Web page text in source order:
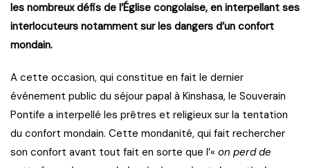
les nombreux défis de l’Église congolaise, en interpellant ses
interlocuteurs notamment sur les dangers d’un confort
mondain.
A cette occasion, qui constitue en fait le dernier
événement public du séjour papal à Kinshasa, le Souverain
Pontife a interpellé les prêtres et religieux sur la tentation
du confort mondain. Cette mondanité, qui fait rechercher
son confort avant tout fait en sorte que l’« on perd de